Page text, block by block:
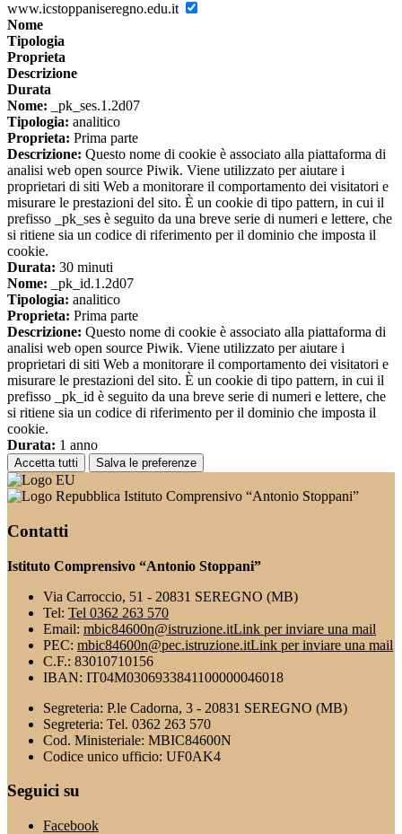
www.icstoppaniseregno.edu.it
Nome
Tipologia
Proprieta
Descrizione
Durata
Nome: _pk_ses.1.2d07
Tipologia: analitico
Proprieta: Prima parte
Descrizione: Questo nome di cookie è associato alla piattaforma di
analisi web open source Piwik. Viene utilizzato per aiutare i
proprietari di siti Web a monitorare il comportamento dei visitatori e
misurare le prestazioni del sito. È un cookie di tipo pattern, in cui il
prefisso _pk_ses è seguito da una breve serie di numeri e lettere, che
si ritiene sia un codice di riferimento per il dominio che imposta il
cookie.
Durata: 30 minuti
Nome: _pk_id.1.2d07
Tipologia: analitico
Proprieta: Prima parte
Descrizione: Questo nome di cookie è associato alla piattaforma di
analisi web open source Piwik. Viene utilizzato per aiutare i
proprietari di siti Web a monitorare il comportamento dei visitatori e
misurare le prestazioni del sito. È un cookie di tipo pattern, in cui il
prefisso _pk_id è seguito da una breve serie di numeri e lettere, che
si ritiene sia un codice di riferimento per il dominio che imposta il
cookie.
Durata: 1 anno
Accetta tutti Salva le preferenze
Istituto Comprensivo “Antonio Stoppani”
Contatti
Istituto Comprensivo “Antonio Stoppani”
Via Carroccio, 51 - 20831 SEREGNO (MB)
Tel: Tel 0362 263 570
Email: mbic84600n@istruzione.itLink per inviare una mail
PEC: mbic84600n@pec.istruzione.itLink per inviare una mail
C.F.: 83010710156
IBAN: IT04M0306933841100000046018
Segreteria: P.le Cadorna, 3 - 20831 SEREGNO (MB)
Segreteria: Tel. 0362 263 570
Cod. Ministeriale: MBIC84600N
Codice unico ufficio: UF0AK4
Seguici su
Facebook